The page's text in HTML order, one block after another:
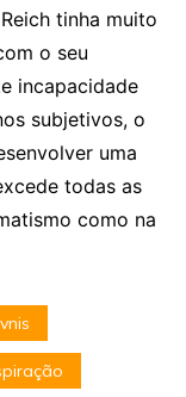
tinha muito
o seu
incapacidade
subjetivos, o
uma
todas as
como na